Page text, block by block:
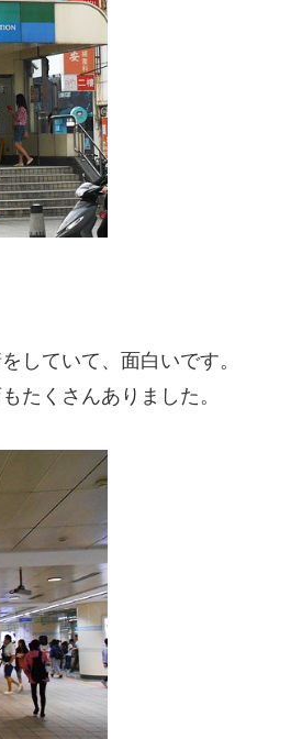
していて、面白いです。
たくさんありました。